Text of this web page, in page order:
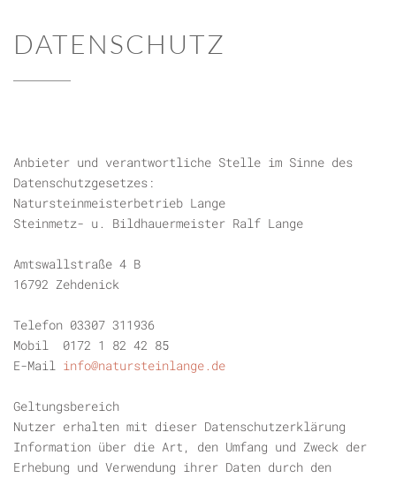
DATENSCHUTZ
Anbieter und verantwortliche Stelle im Sinne des
Datenschutzgesetzes:
Natursteinmeisterbetrieb Lange
Steinmetz- u. Bildhauermeister Ralf Lange
Amtswallstraße 4 B
16792 Zehdenick
Telefon 03307 311936
Mobil
0172 1 82 42 85
E-Mail info@natursteinlange.de
Geltungsbereich
Nutzer erhalten mit dieser Datenschutzerklärung
Information über die Art, den Umfang und Zweck der
Erhebung und Verwendung ihrer Daten durch den